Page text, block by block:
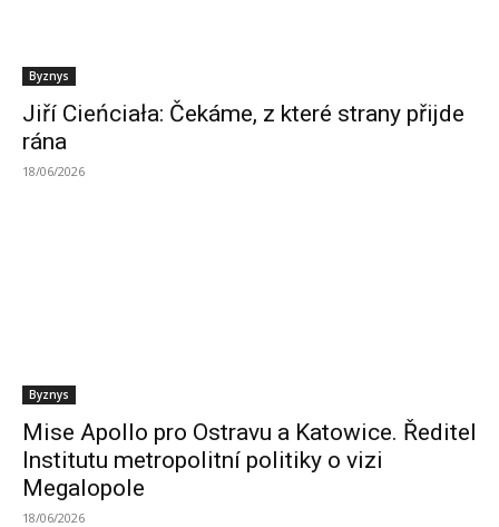
Byznys
Jiří Cieńciała: Čekáme, z které strany přijde
rána
18/06/2026
Byznys
Mise Apollo pro Ostravu a Katowice. Ředitel
Institutu metropolitní politiky o vizi
Megalopole
18/06/2026